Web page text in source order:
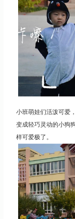
小班萌娃们活泼可爱
变成轻巧灵动的小狗
样可爱极了。